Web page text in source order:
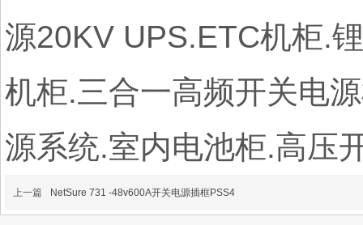
源20KV UPS.ETC机柜.
机柜.三合一高频开关电
源系统.室内电池柜.高压
上一篇 NetSure 731 -48v600A开关电源插框PSS4